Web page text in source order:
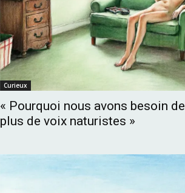
Curieux
« Pourquoi nous avons besoin de
plus de voix naturistes »